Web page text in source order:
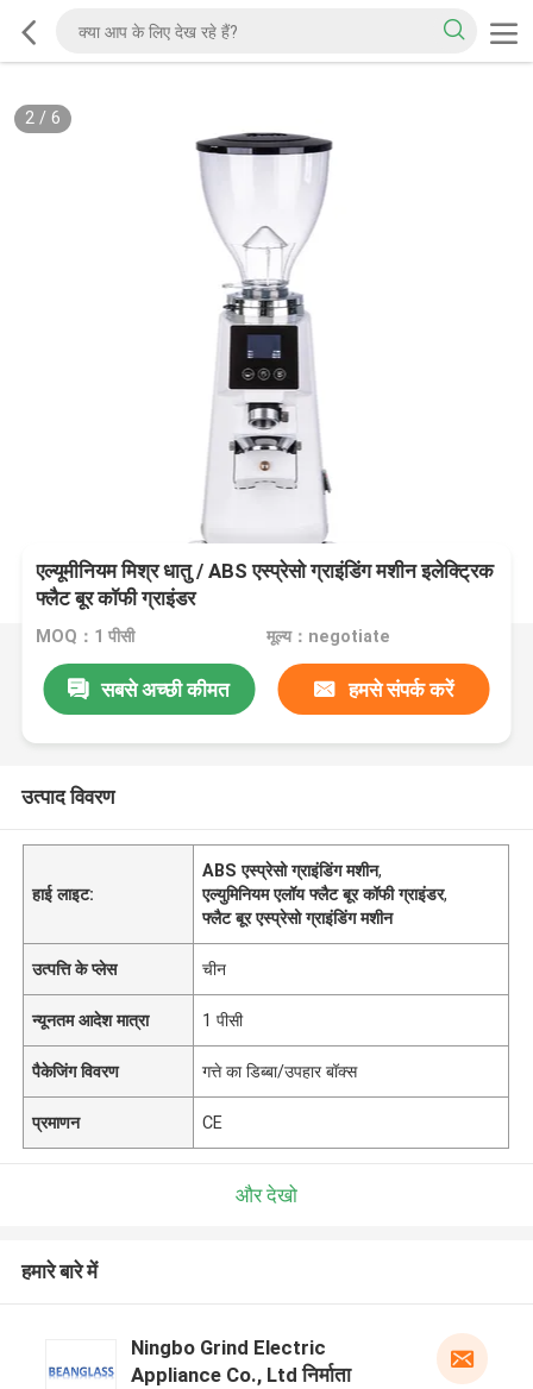
2/ 6
एल्यूमीनियम मिश्र धातु / ABS एस्प्रेसो ग्राइंडिंग मशीन इलेक्ट्रिक
फ्लैट बूर कॉफी ग्राइंडर
MOQ：1 पीसी मूल्य：negotiate
सबसे अच्छी कीमत हमसे संपर्क करें
उत्पाद विवरण
हाई लाइट:
ABS एस्प्रेसो ग्राइंडिंग मशीन,
एल्युमिनियम एलॉय फ्लैट बूर कॉफी ग्राइंडर,
फ्लैट बूर एस्प्रेसो ग्राइंडिंग मशीन
उत्पत्ति के प्लेस चीन
न्यूनतम आदेश मात्रा 1 पीसी
पैकेजिंग विवरण गत्ते का डिब्बा/उपहार बॉक्स
प्रमाणन CE
और देखो
हमारे बारे में
Ningbo Grind Electric
Appliance Co., Ltd निर्माता